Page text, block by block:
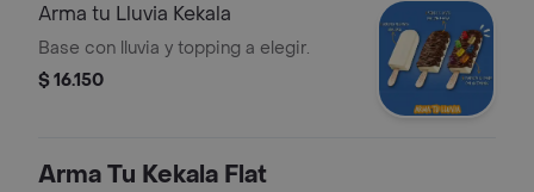
Arma tu Lluvia Kekala
Base con lluvia y topping a elegir.
$ 16.150
Arma Tu Kekala Flat